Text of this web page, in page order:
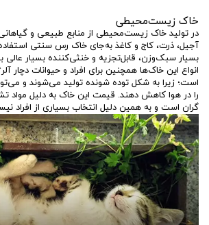
خاک زیست‌محیطی
در تولید خاک زیست‌محیطی از منابع طبیعی و
آجیل، ذرت، کاج و کاغذ به‌جای خاک رس سنتی
بسیار سبک‌وزن، قابل‌تجزیه و خنثی‌کننده بسیار عالی
انواع این خاک‌ها همچنین برای افراد و حیوانات دچار
است؛ زیرا به شکل توده شونده تولید می‌شوند و
را در هوا کاهش دهند. قیمت این خاک به دلیل مواد
گران است و به همین دلیل انتخاب بسیاری از افراد